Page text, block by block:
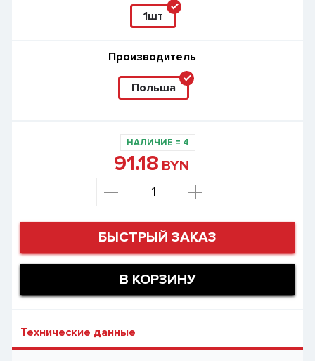
НАЛИЧИЕ = 4
91.18 BYN
БЫСТРЫЙ ЗАКАЗ
В КОРЗИНУ
1шт
Производитель
Польша
Технические данные